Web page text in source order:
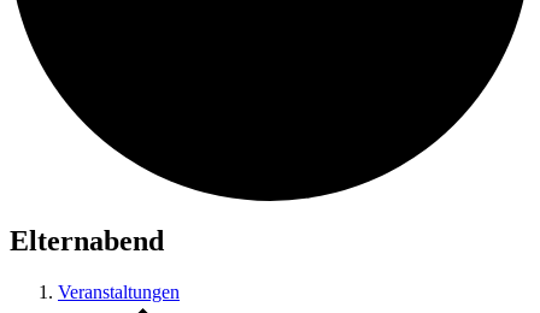
Elternabend
Veranstaltungen